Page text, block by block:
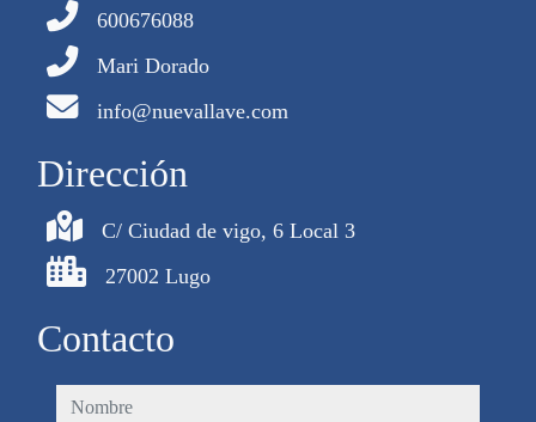
600676088
Mari Dorado
info@nuevallave.com
Dirección
C/ Ciudad de vigo, 6 Local 3
27002 Lugo
Contacto
nombre